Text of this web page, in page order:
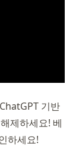
기반
제하세요! 베
하세요!